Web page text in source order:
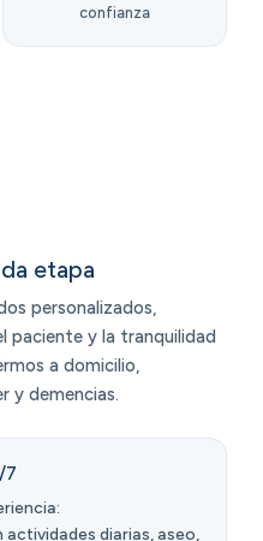
confianza
etapa
personalizados,
paciente y la tranquilidad
a domicilio,
y demencias.
7
diarias, aseo,